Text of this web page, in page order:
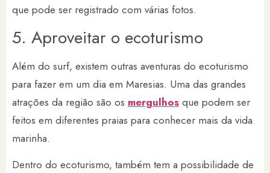
que pode ser registrado com várias fotos.
5. Aproveitar o ecoturismo
Além do surf, existem outras aventuras do ecoturismo
para fazer em um dia em Maresias. Uma das grandes
atrações da região são os mergulhos que podem ser
feitos em diferentes praias para conhecer mais da vida
marinha.
Dentro do ecoturismo, também tem a possibilidade de